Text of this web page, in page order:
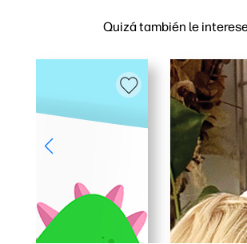
Quizá también le